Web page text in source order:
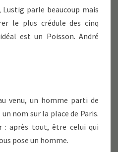
parle beaucoup mais
le plus crédule des cinq
est un Poisson. André
venu, un homme parti de
nom sur la place de Paris.
: après tout, être celui qui
pose un homme.